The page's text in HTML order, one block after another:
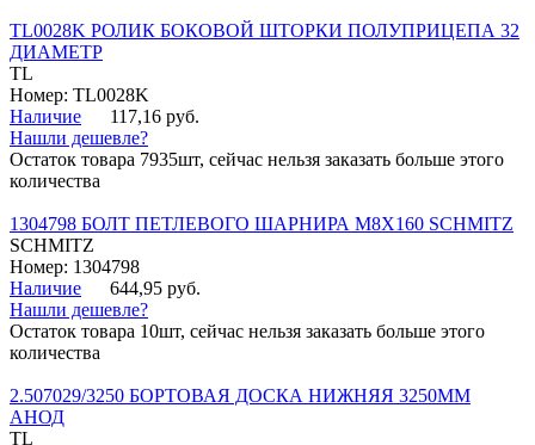
TL0028K РОЛИК БОКОВОЙ ШТОРКИ ПОЛУПРИЦЕПА 32
ДИАМЕТР
TL
Номер: TL0028K
Наличие
117,16 руб.
Нашли дешевле?
Остаток товара 7935шт, сейчас нельзя заказать больше этого
количества
1304798 БОЛТ ПЕТЛЕВОГО ШАРНИРА М8Х160 SCHMITZ
SCHMITZ
Номер: 1304798
Наличие
644,95 руб.
Нашли дешевле?
Остаток товара 10шт, сейчас нельзя заказать больше этого
количества
2.507029/3250 БОРТОВАЯ ДОСКА НИЖНЯЯ 3250ММ
АНОД
TL